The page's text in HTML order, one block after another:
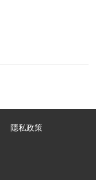
隱私政策